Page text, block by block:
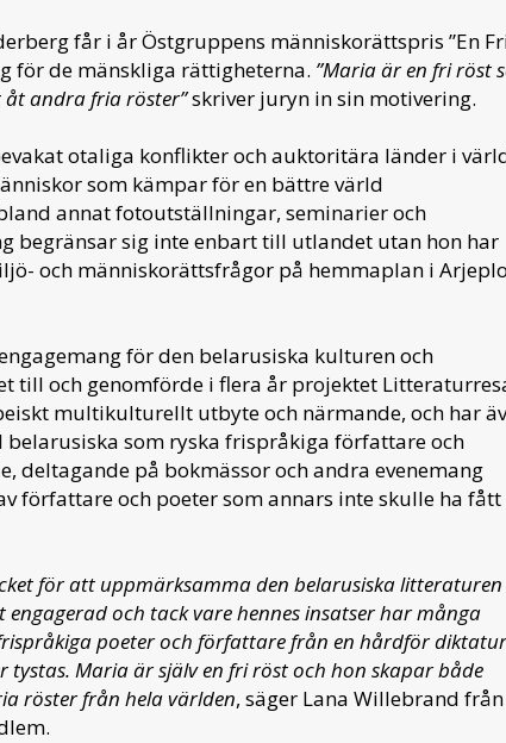
får i år Östgruppens människorättspris ”En
för de mänskliga rättigheterna. ”Maria är en fri röst
andra fria röster”skriver juryn in sin motivering.
otaliga konflikter och auktoritära länder i
som kämpar för en bättre värld
annat fotoutställningar, seminarier och
begränsar sig inte enbart till utlandet utan hon har
och människorättsfrågor på hemmaplan i
för den belarusiska kulturen och
till och genomförde i flera år projektet
multikulturellt utbyte och närmande, och har
som ryska frispråkiga författare och
deltagande på bokmässor och andra evenemang
författare och poeter som annars inte skulle ha fått
för att uppmärksamma den belarusiska
och tack vare hennes insatser har många
poeter och författare från en hårdför diktatur
Maria är själv en fri röst och hon skapar både
röster från hela världen, säger Lana Willebrand från